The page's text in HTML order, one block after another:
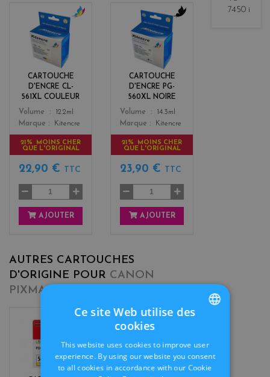
CARTOUCHE
D'ENCRE CL-
561XL COULEUR
Color
r
Volume
12.2ml
Marque
Kitencre
21% MOINS CHER
QUE L'ORIGINAL
22,90 € TTC
AJOUTER
CARTOUCHE
D'ENCRE PG-
560XL NOIRE
Color
k
Volume
14.3ml
Marque
Kitencre
21% MOINS CHER
QUE L'ORIGINAL
23,90 € TTC
AJOUTER
AUTRES CARTOUCHES
D'ORIGINE POUR CANON
PIXMA TS 5350 SERIES
7450 i
Ce site Web utilise des
cookies
This website uses cookies to improve user
experience. By using our website you consent
to all cookies in accordance with our Cookie